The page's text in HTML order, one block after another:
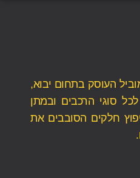
העוסק בתחום יבוא,
סוגי הרכבים ובמתן
חלקים הסובבים את